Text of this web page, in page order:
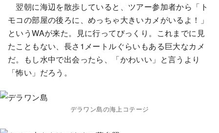
翌朝に海辺を散歩していると、ツアー参加者から「ト
モコの部屋の後ろに、めっちゃ大きいカメがいるよ！」
というWAが来た。見に行ってびっくり。これまでに見
たこともない、長さ1メートルぐらいもある巨大なカメ
だ。もし水中で出会ったら、「かわいい」と言うより
「怖い」だろう。
デラワン島の海上コテージ